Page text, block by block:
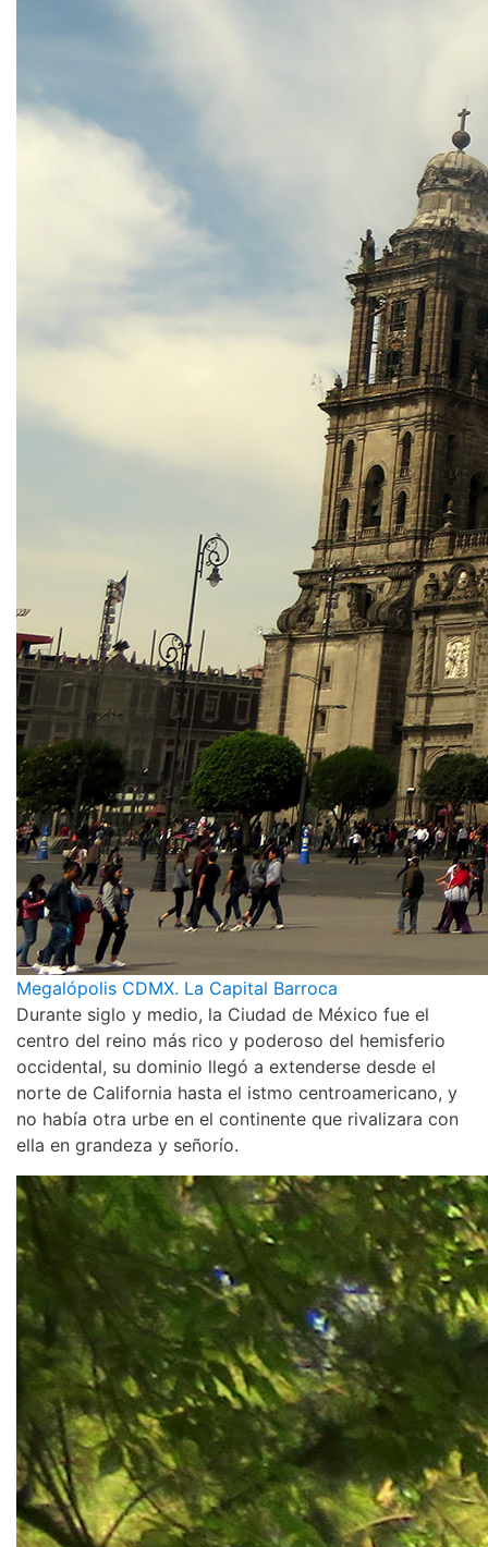
Megalópolis CDMX. La Capital Barroca
Durante siglo y medio, la Ciudad de México fue el
centro del reino más rico y poderoso del hemisferio
occidental, su dominio llegó a extenderse desde el
norte de California hasta el istmo centroamericano, y
no había otra urbe en el continente que rivalizara con
ella en grandeza y señorío.